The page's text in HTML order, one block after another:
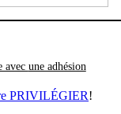
avec une adhésion
PRIVILÉGIER!